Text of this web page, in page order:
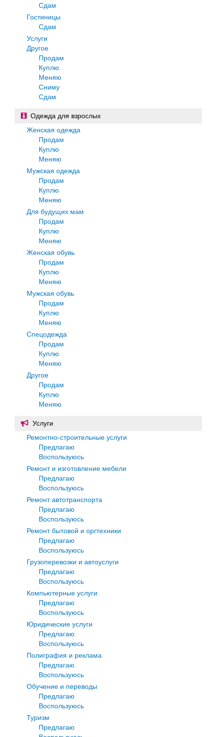
Сдам
Гостиницы
Сдам
Услуги
Другое
Продам
Куплю
Меняю
Сниму
Сдам
Одежда для взрослых
Женская одежда
Продам
Куплю
Меняю
Мужская одежда
Продам
Куплю
Меняю
Для будущих мам
Продам
Куплю
Меняю
Женская обувь
Продам
Куплю
Меняю
Мужская обувь
Продам
Куплю
Меняю
Спецодежда
Продам
Куплю
Меняю
Другое
Продам
Куплю
Меняю
Услуги
Ремонтно-строительные услуги
Предлагаю
Воспользуюсь
Ремонт и изготовление мебели
Предлагаю
Воспользуюсь
Ремонт автотранспорта
Предлагаю
Воспользуюсь
Ремонт бытовой и оргтехники
Предлагаю
Воспользуюсь
Грузоперевозки и автоуслуги
Предлагаю
Воспользуюсь
Компьютерные услуги
Предлагаю
Воспользуюсь
Юридические услуги
Предлагаю
Воспользуюсь
Полиграфия и реклама
Предлагаю
Воспользуюсь
Обучение и переводы
Предлагаю
Воспользуюсь
Туризм
Предлагаю